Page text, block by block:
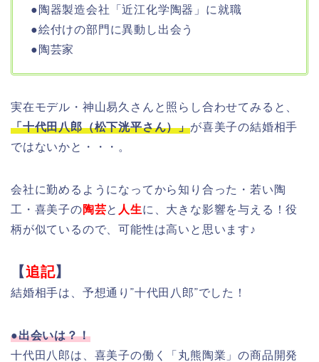
●陶器製造会社「近江化学陶器」に就職
●絵付けの部門に異動し出会う
●陶芸家
実在モデル・神山易久さんと照らし合わせてみると、
「十代田八郎（松下洸平さん）」が喜美子の結婚相手
ではないかと・・・。
会社に勤めるようになってから知り合った・若い陶
工・喜美子の陶芸と 人生に、大きな影響を与える！役
柄が似ているので、可能性は高いと思います♪
【追記】
結婚相手は、予想通り”十代田八郎”でした！
●出会いは？！
十代田八郎は、喜美子の働く「丸熊陶業」の商品開発